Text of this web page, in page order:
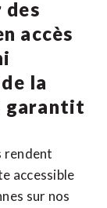
des
accès
la
garantit
rendent
accessible
sur nos